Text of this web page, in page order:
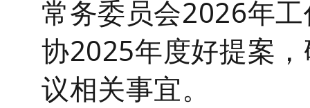
常务委员会2026年
协2025年度好提案
议相关事宜。